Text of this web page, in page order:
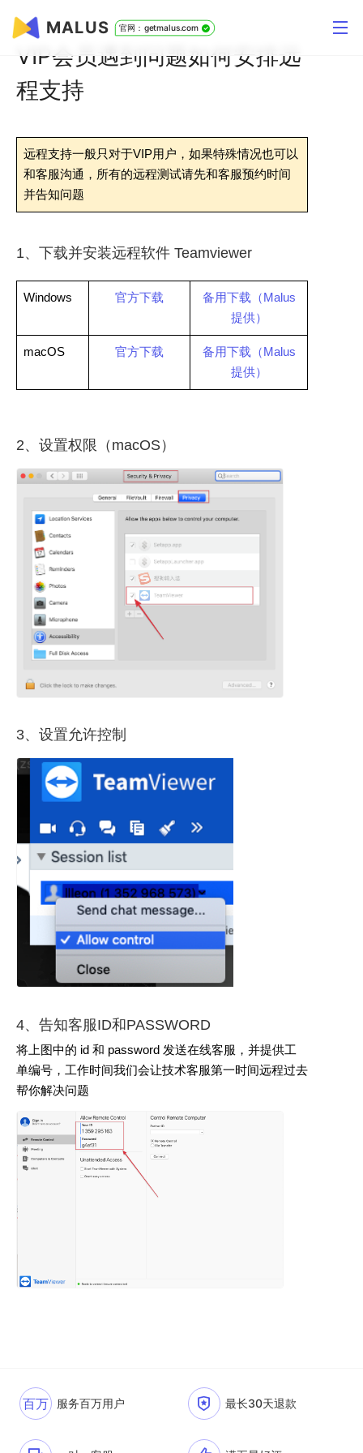
MALUS 官网：getmalus.com
VIP会员遇到问题如何安排远
程支持
远程支持一般只对于VIP用户，如果特殊情况也可以
和客服沟通，所有的远程测试请先和客服预约时间
并告知问题
1、下载并安装远程软件 Teamviewer
Windows 官方下载
备用下载（Malus
提供）
macOS 官方下载
备用下载（Malus
提供）
2、设置权限（macOS）
3、设置允许控制
4、告知客服ID和PASSWORD
将上图中的 id 和 password 发送在线客服，并提供工
单编号，工作时间我们会让技术客服第一时间远程过去
帮你解决问题
百万 服务百万用户 最长30天退款